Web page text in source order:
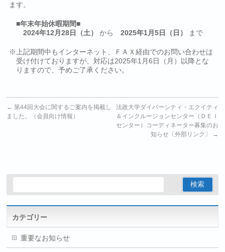
ます。
■年末年始休暇期間■
2024年12月28日（土）から2025年1月5日（日） まで
※上記期間中もインターネット、ＦＡＸ経由でのお問い合わせは
受け付けておりますが、対応は2025年1月6日（月）以降とな
りますので、予めご了承ください。
← 第44回大会に関するご案内を掲載し
ました。（会員向け情報）
法政大学ダイバーシティ・エクイティ
＆インクルージョンセンター（ＤＥＩ
センター）コーディネーター募集のお
知らせ〔外部リンク〕
→
カテゴリー
重要なお知らせ